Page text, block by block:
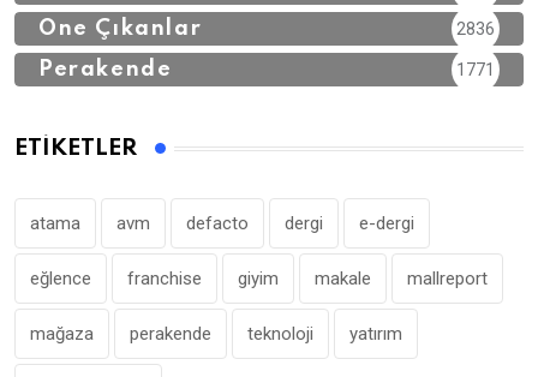
Öne Çıkanlar 2836
Perakende 1771
ETIKETLER
atama avm defacto dergi e-dergi
eğlence franchise giyim makale mallreport
mağaza perakende teknoloji yatırım